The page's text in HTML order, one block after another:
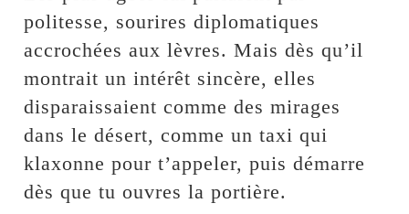
politesse, sourires diplomatiques
accrochées aux lèvres. Mais dès qu’il
montrait un intérêt sincère, elles
disparaissaient comme des mirages
dans le désert, comme un taxi qui
klaxonne pour t’appeler, puis démarre
dès que tu ouvres la portière.